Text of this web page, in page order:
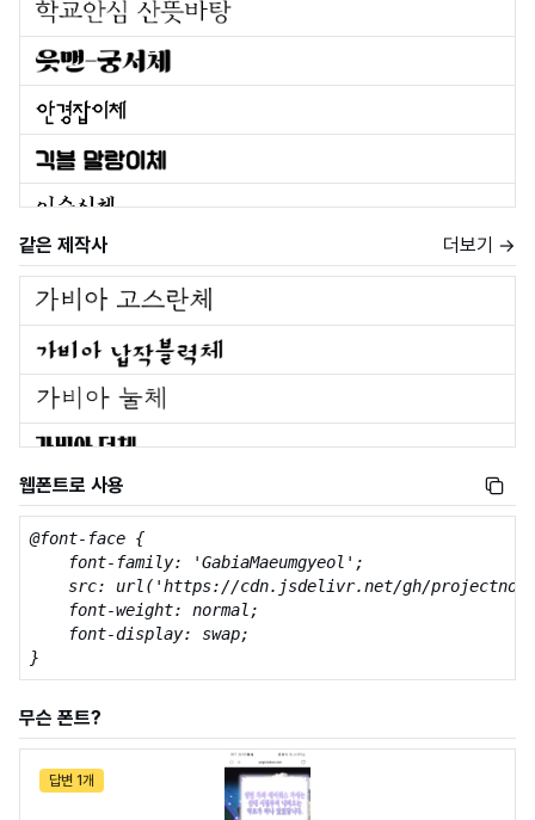
같은 제작사 더보기 →
웹폰트로 사용
@font-face {
    font-family: 'GabiaMaeumgyeol';
src: url('https://cdn.jsdelivr.net/gh/
    font-weight: normal;
    font-display: swap;
}
무슨 폰트?
답변 1개